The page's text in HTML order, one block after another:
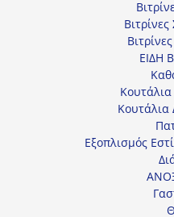
ΕΙΔΗ
Κουτάλια
Εξοπλισμός